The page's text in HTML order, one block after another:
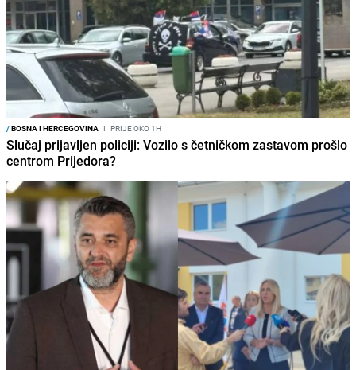
/BOSNA I HERCEGOVINA I PRIJE OKO 1H
Slučaj prijavljen policiji: Vozilo s četničkom zastavom prošlo
centrom Prijedora?